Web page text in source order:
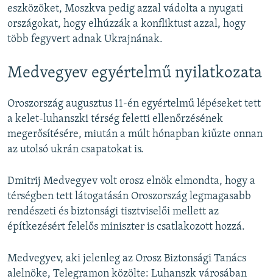
eszközöket, Moszkva pedig azzal vádolta a nyugati
országokat, hogy elhúzzák a konfliktust azzal, hogy
több fegyvert adnak Ukrajnának.
Medvegyev egyértelmű nyilatkozata
Oroszország augusztus 11-én egyértelmű lépéseket tett
a kelet-luhanszki térség feletti ellenőrzésének
megerősítésére, miután a múlt hónapban kiűzte onnan
az utolsó ukrán csapatokat is.
Dmitrij Medvegyev volt orosz elnök elmondta, hogy a
térségben tett látogatásán Oroszország legmagasabb
rendészeti és biztonsági tisztviselői mellett az
építkezésért felelős miniszter is csatlakozott hozzá.
Medvegyev, aki jelenleg az Orosz Biztonsági Tanács
alelnöke, Telegramon közölte: Luhanszk városában